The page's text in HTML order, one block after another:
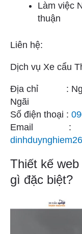
Làm việc
thuận
Liên hệ:
Dịch vụ Xe cẩu
Địa chỉ :
Ngãi
Số điện thoại :
Email :
Thiết kế
gì đặc biệt?